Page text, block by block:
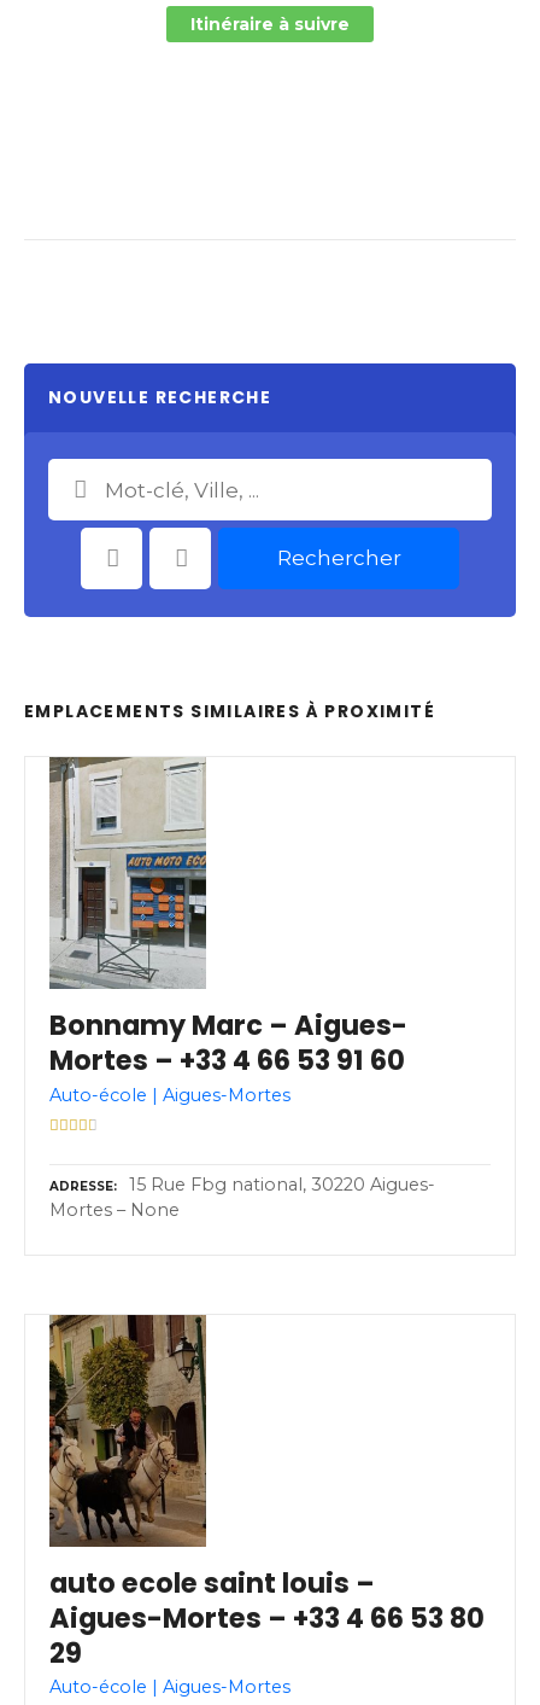
Itinéraire à suivre
NOUVELLE RECHERCHE
Catégories Choisir le Lieu Rechercher
EMPLACEMENTS SIMILAIRES À PROXIMITÉ
Bonnamy Marc – Aigues-
Mortes – +33 4 66 53 91 60
Auto-école | Aigues-Mortes
ADRESSE
15 Rue Fbg national, 30220 Aigues-
Mortes – None
auto ecole saint louis –
Aigues-Mortes – +33 4 66 53 80
29
Auto-école | Aigues-Mortes